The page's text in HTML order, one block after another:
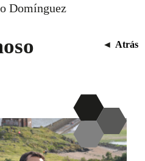
Domínguez
◄ Atrás